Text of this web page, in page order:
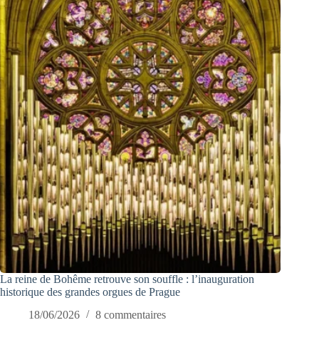
La reine de Bohême retrouve son souffle : l’inauguration
historique des grandes orgues de Prague
18/06/2026
8 commentaires